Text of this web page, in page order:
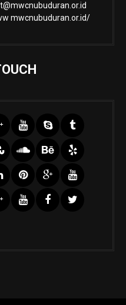
mwcnubuduran.or.id/